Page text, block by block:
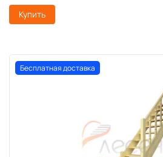
Купить
Бесплатная доставка